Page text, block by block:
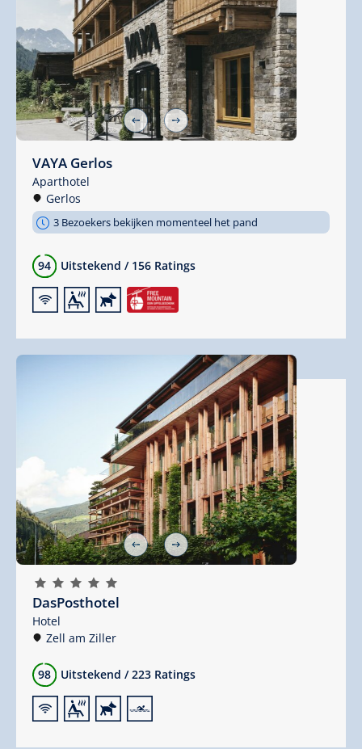
VAYA Gerlos
Aparthotel
Gerlos
3 Bezoekers bekijken momenteel het pand
94 Uitstekend / 156 Ratings
🜉🗔🔮
🞙 🞙 🞙 🞙 🞙
DasPosthotel
Hotel
Zell am Ziller
98 Uitstekend / 223 Ratings
🜉🗔🔮🅐